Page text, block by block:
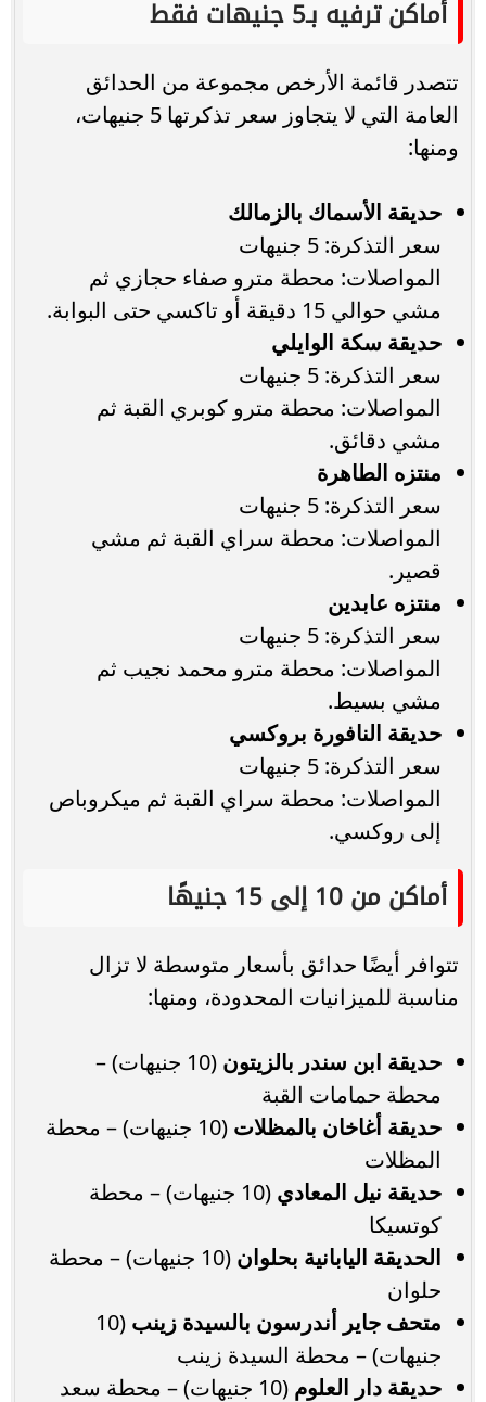
أماكن ترفيه بـ5 جنيهات فقط
تتصدر قائمة الأرخص مجموعة من الحدائق
العامة التي لا يتجاوز سعر تذكرتها 5 جنيهات،
ومنها:
حديقة الأسماك بالزمالك
سعر التذكرة: 5 جنيهات
المواصلات: محطة مترو صفاء حجازي ثم
مشي حوالي 15 دقيقة أو تاكسي حتى البوابة.
حديقة سكة الوايلي
سعر التذكرة: 5 جنيهات
المواصلات: محطة مترو كوبري القبة ثم
مشي دقائق.
منتزه الطاهرة
سعر التذكرة: 5 جنيهات
المواصلات: محطة سراي القبة ثم مشي
قصير.
منتزه عابدين
سعر التذكرة: 5 جنيهات
المواصلات: محطة مترو محمد نجيب ثم
مشي بسيط.
حديقة النافورة بروكسي
سعر التذكرة: 5 جنيهات
المواصلات: محطة سراي القبة ثم ميكروباص
إلى روكسي.
أماكن من 10 إلى 15 جنيهًا
تتوافر أيضًا حدائق بأسعار متوسطة لا تزال
مناسبة للميزانيات المحدودة، ومنها:
حديقة ابن سندر بالزيتون
(10 جنيهات) –
محطة حمامات القبة
حديقة أغاخان بالمظلات
(10 جنيهات) – محطة
المظلات
حديقة نيل المعادي
(10 جنيهات) – محطة
كوتسيكا
الحديقة اليابانية بحلوان
(10 جنيهات) – محطة
حلوان
متحف جاير أندرسون بالسيدة زينب (10
جنيهات) – محطة السيدة زينب
حديقة دار العلوم
(10 جنيهات) – محطة سعد